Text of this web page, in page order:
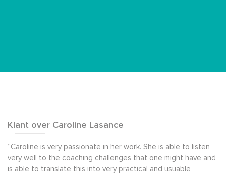
Klant over Caroline Lasance
“Caroline is very passionate in her work. She is able to listen
very well to the coaching challenges that one might have and
is able to translate this into very practical and usuable